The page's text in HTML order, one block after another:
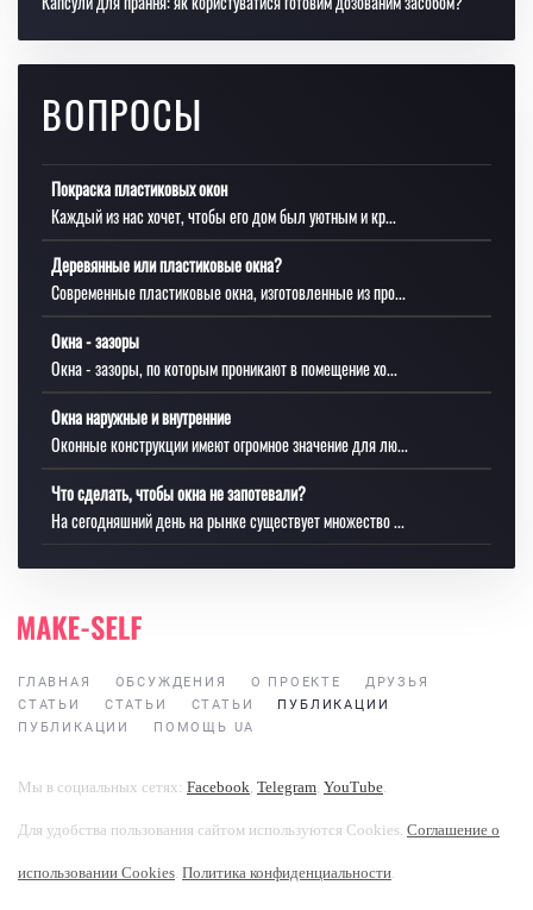
ВОПРОСЫ
Покраска пластиковых окон
Каждый из нас хочет, чтобы его дом был уютным и кр...
Деревянные или пластиковые окна?
Современные пластиковые окна, изготовленные из про...
Окна - зазоры
Окна - зазоры, по которым проникают в помещение хо...
Окна наружные и внутренние
Оконные конструкции имеют огромное значение для лю...
Что сделать, чтобы окна не запотевали?
На сегодняшний день на рынке существует множество ...
ГЛАВНАЯ ОБСУЖДЕНИЯ О ПРОЕКТЕ
ДРУЗЬЯ
СТАТЬИ
СТАТЬИ СТАТЬИ
ПУБЛИКАЦИИ
ПУБЛИКАЦИИ
ПОМОЩЬ UA
Мы в социальных сетях: Facebook, Telegram, YouTube.
Для удобства пользования сайтом используются Cookies. Соглашение о
использовании Cookies. Политика конфиденциальности.